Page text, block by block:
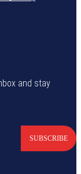
and stay
SUBSCRIBE